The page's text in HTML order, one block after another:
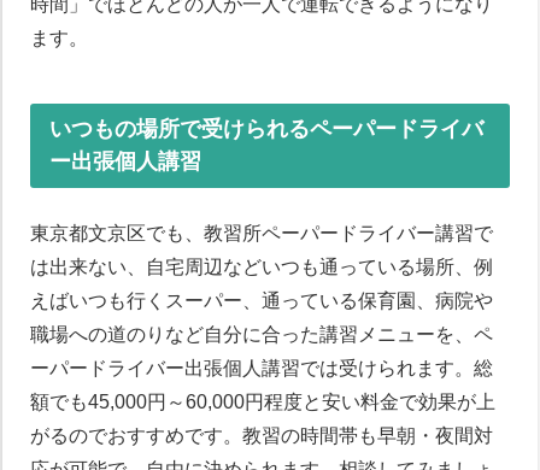
時間」でほとんどの人が一人で運転できるようになり
ます。
いつもの場所で受けられるペーパードライバ
ー出張個人講習
東京都文京区でも、教習所ペーパードライバー講習で
は出来ない、自宅周辺などいつも通っている場所、例
えばいつも行くスーパー、通っている保育園、病院や
職場への道のりなど自分に合った講習メニューを、ペ
ーパードライバー出張個人講習では受けられます。総
額でも45,000円～60,000円程度と安い料金で効果が上
がるのでおすすめです。教習の時間帯も早朝・夜間対